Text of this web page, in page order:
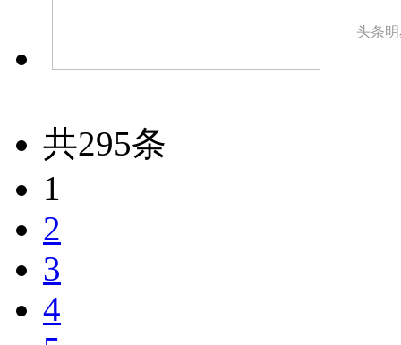
头条
共295条
1
2
3
4